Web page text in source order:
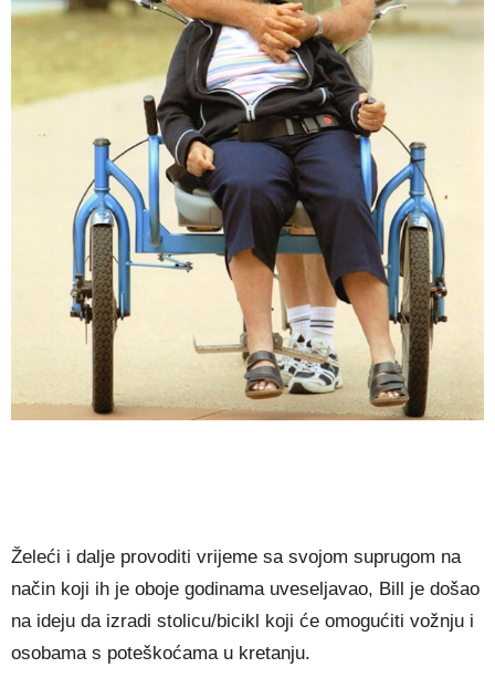
Želeći i dalje provoditi vrijeme sa svojom suprugom na
način koji ih je oboje godinama uveseljavao, Bill je došao
na ideju da izradi stolicu/bicikl koji će omogućiti vožnju i
osobama s poteškoćama u kretanju.